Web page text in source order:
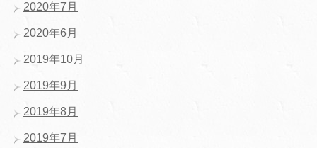
2020年7月
2020年6月
2019年10月
2019年9月
2019年8月
2019年7月